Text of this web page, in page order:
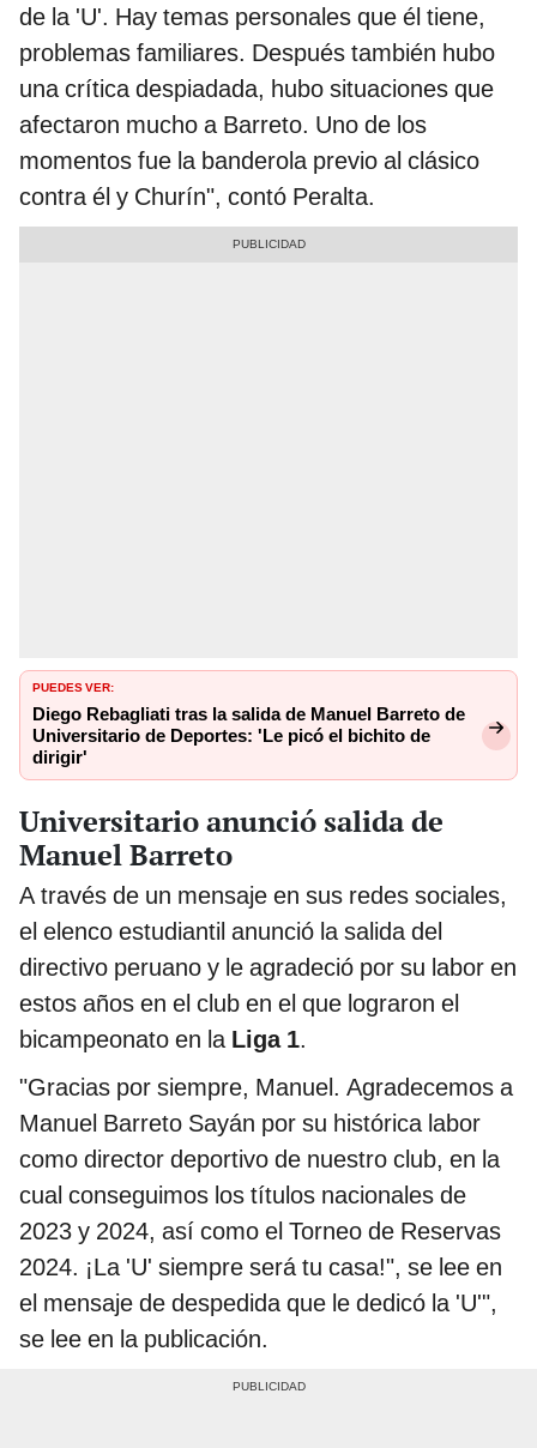
de la 'U'. Hay temas personales que él tiene,
problemas familiares. Después también hubo
una crítica despiadada, hubo situaciones que
afectaron mucho a Barreto. Uno de los
momentos fue la banderola previo al clásico
contra él y Churín", contó Peralta.
PUEDES VER:
Diego Rebagliati tras la salida de Manuel Barreto de
Universitario de Deportes: 'Le picó el bichito de
dirigir'
Universitario anunció salida de
Manuel Barreto
A través de un mensaje en sus redes sociales,
el elenco estudiantil anunció la salida del
directivo peruano y le agradeció por su labor en
estos años en el club en el que lograron el
bicampeonato en la Liga 1.
"Gracias por siempre, Manuel. Agradecemos a
Manuel Barreto Sayán por su histórica labor
como director deportivo de nuestro club, en la
cual conseguimos los títulos nacionales de
2023 y 2024, así como el Torneo de Reservas
2024. ¡La 'U' siempre será tu casa!", se lee en
el mensaje de despedida que le dedicó la 'U'",
se lee en la publicación.